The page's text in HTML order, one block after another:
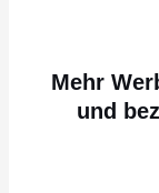
Mehr
und